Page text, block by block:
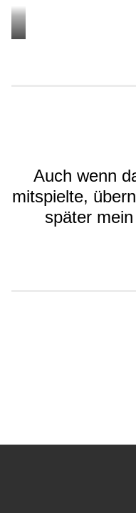
…
Auch wenn
mitspielte,
später